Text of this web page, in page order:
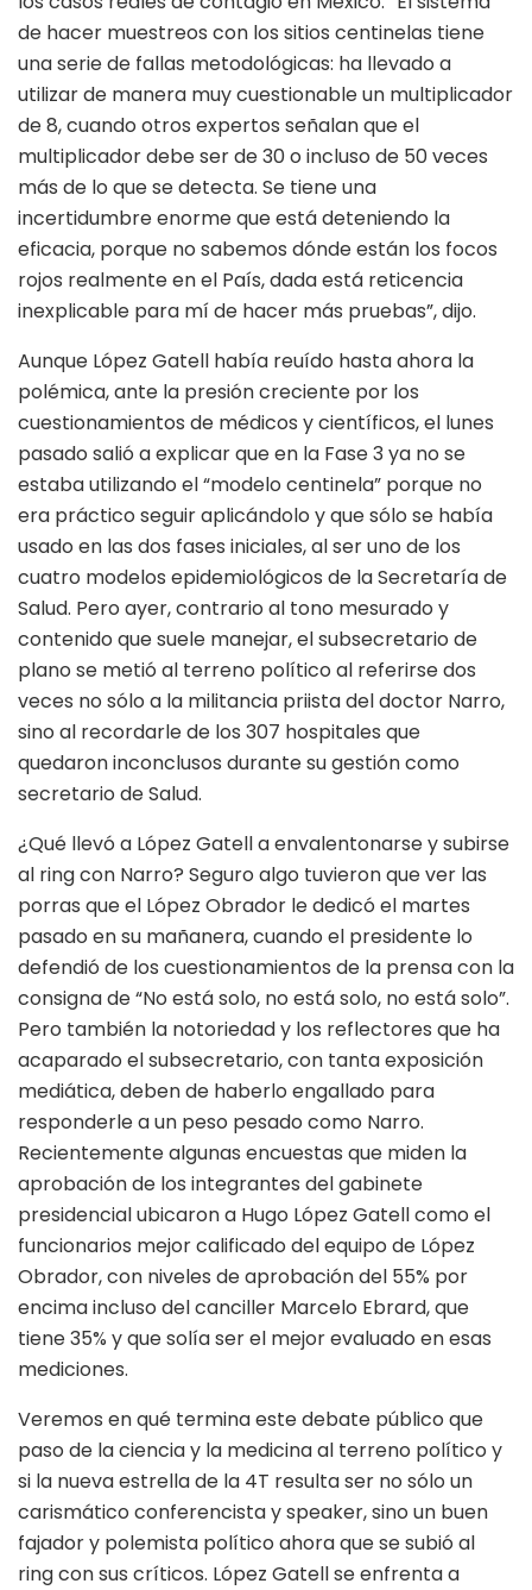
de hacer muestreos con los sitios centinelas tiene
una serie de fallas metodológicas: ha llevado a
utilizar de manera muy cuestionable un multiplicador
de 8, cuando otros expertos señalan que el
multiplicador debe ser de 30 o incluso de 50 veces
más de lo que se detecta. Se tiene una
incertidumbre enorme que está deteniendo la
eficacia, porque no sabemos dónde están los focos
rojos realmente en el País, dada está reticencia
inexplicable para mí de hacer más pruebas”, dijo.
Aunque López Gatell había reuído hasta ahora la
polémica, ante la presión creciente por los
cuestionamientos de médicos y científicos, el lunes
pasado salió a explicar que en la Fase 3 ya no se
estaba utilizando el “modelo centinela” porque no
era práctico seguir aplicándolo y que sólo se había
usado en las dos fases iniciales, al ser uno de los
cuatro modelos epidemiológicos de la Secretaría de
Salud. Pero ayer, contrario al tono mesurado y
contenido que suele manejar, el subsecretario de
plano se metió al terreno político al referirse dos
veces no sólo a la militancia priista del doctor Narro,
sino al recordarle de los 307 hospitales que
quedaron inconclusos durante su gestión como
secretario de Salud.
¿Qué llevó a López Gatell a envalentonarse y subirse
al ring con Narro? Seguro algo tuvieron que ver las
porras que el López Obrador le dedicó el martes
pasado en su mañanera, cuando el presidente lo
defendió de los cuestionamientos de la prensa con la
consigna de “No está solo, no está solo, no está solo”.
Pero también la notoriedad y los reflectores que ha
acaparado el subsecretario, con tanta exposición
mediática, deben de haberlo engallado para
responderle a un peso pesado como Narro.
Recientemente algunas encuestas que miden la
aprobación de los integrantes del gabinete
presidencial ubicaron a Hugo López Gatell como el
funcionarios mejor calificado del equipo de López
Obrador, con niveles de aprobación del 55% por
encima incluso del canciller Marcelo Ebrard, que
tiene 35% y que solía ser el mejor evaluado en esas
mediciones.
Veremos en qué termina este debate público que
paso de la ciencia y la medicina al terreno político y
si la nueva estrella de la 4T resulta ser no sólo un
carismático conferencista y speaker, sino un buen
fajador y polemista político ahora que se subió al
ring con sus críticos. López Gatell se enfrenta a